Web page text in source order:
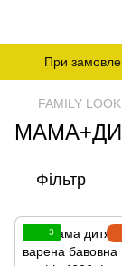
При
FAMILY
Фільтр
3